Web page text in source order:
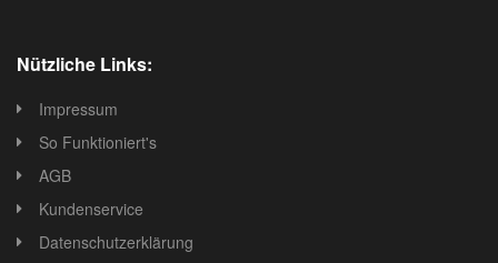
Nützliche Links:
Impressum
So Funktioniert's
AGB
Kundenservice
Datenschutzerklärung